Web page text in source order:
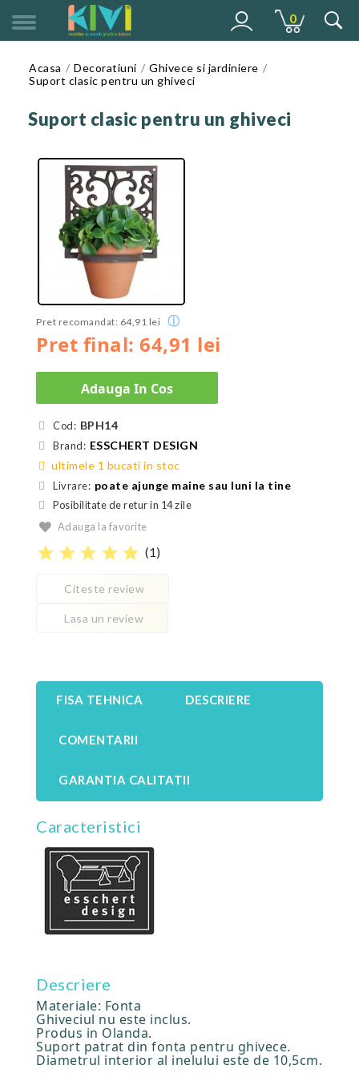
0
Acasa Decoratiuni
Ghivece si jardiniere
Suport clasic pentru un ghiveci
Suport clasic pentru un ghiveci
Pret final: 64,91 lei
Pret recomandat: 64,91 lei ⓘ
Adauga In Cos
Cod: BPH14
Brand: ESSCHERT DESIGN
ultimele 1 bucati in stoc
Livrare: poate ajunge maine sau luni la tine
Posibilitate de retur in 14 zile
Adauga la favorite
star star star star star (1)
Citeste review
Lasa un review
FISA TEHNICA DESCRIERE
COMENTARII
GARANTIA CALITATII
Caracteristici
Descriere
Materiale: Fonta
Ghiveciul nu este inclus.
Produs in Olanda.
Suport patrat din fonta pentru ghivece.
Diametrul interior al inelului este de 10,5cm.